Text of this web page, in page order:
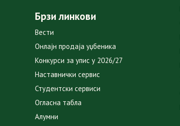
Брзи линкови
Вести
Онлајн продаја уџбеника
Конкурси за упис у 2026/27
Наставнички сервис
Студентски сервиси
Огласна табла
Алумни